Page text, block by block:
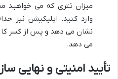
وارد کنید. اپلیکیشن نیز
نشان می دهد و پس از کسر
می دهد.
تأیید امنیتی و نهایی